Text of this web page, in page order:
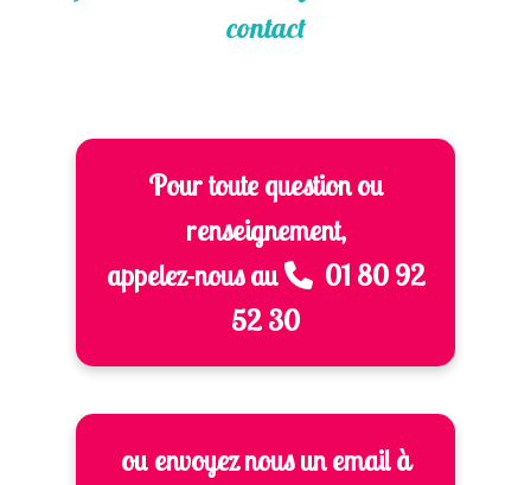
contact
Pour toute question ou
renseignement,
appelez-nous au
01 80 92
52 30
ou envoyez nous un email à